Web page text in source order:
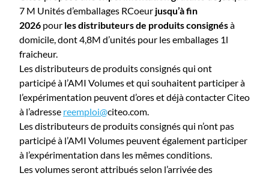
7 M Unités d’emballages RCoeur jusqu’à fin
2026 pour les distributeurs de produits consignésà
domicile, dont 4,8M d’unités pour les emballages 1l
fraicheur.
Les distributeurs de produits consignés qui ont
participé à l’AMI Volumes et qui souhaitent participer à
l’expérimentation peuvent d’ores et déjà contacter Citeo
à l’adresse reemploi@citeo.com.
Les distributeurs de produits consignés qui n’ont pas
participé à l’AMI Volumes peuvent également participer
à l’expérimentation dans les mêmes conditions.
Les volumes seront attribués selon l’arrivée des